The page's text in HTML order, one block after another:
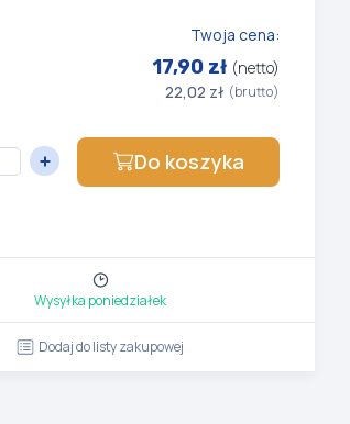
Twoja cena:
17,90 zł (netto)
22,02 zł (brutto)
Do koszyka
Wysyłka poniedziałek
Dodaj do listy zakupowej